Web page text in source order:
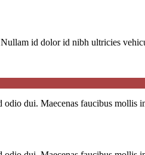
Nullam id dolor id nibh ultricies
dui. Maecenas faucibus mollis